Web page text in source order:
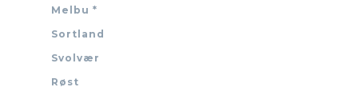
Melbu *
Sortland
Svolvær
Røst